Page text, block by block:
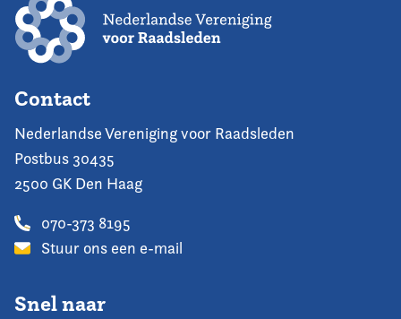
Contact
Nederlandse Vereniging voor Raadsleden
Postbus 30435
2500 GK Den Haag
070-373 8195
Stuur ons een e-mail
Snel naar